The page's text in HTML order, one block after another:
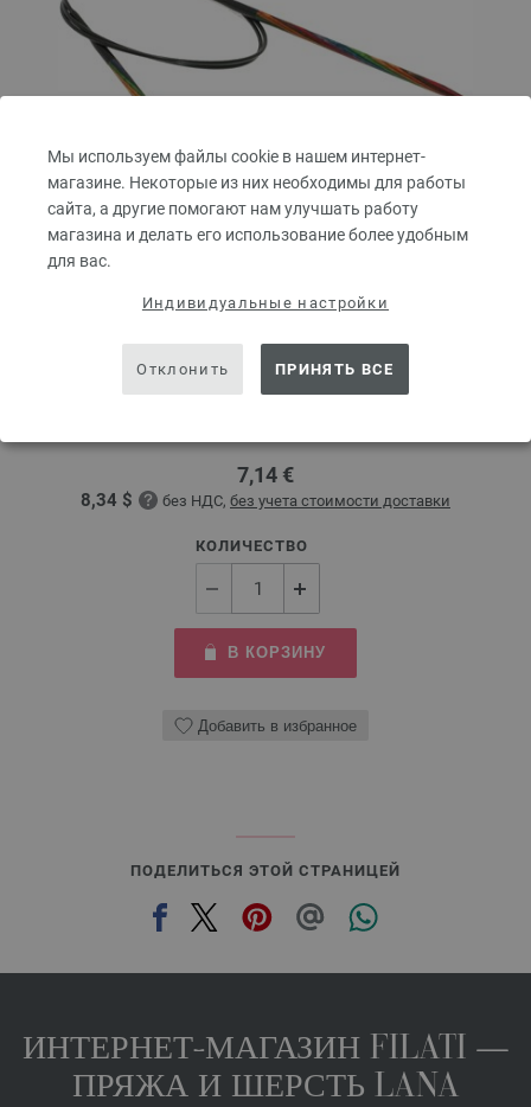
Мы используем файлы cookie в нашем интернет-
магазине. Некоторые из них необходимы для работы
сайта, а другие помогают нам улучшать работу
магазина и делать его использование более удобным
для вас.
Индивидуальные настройки
Отклонить ПРИНЯТЬ ВСЕ
длина 80 см
7,14 €
8,34 $ без НДС, без учета стоимости доставки
КОЛИЧЕСТВО
В КОРЗИНУ
Добавить в избранное
ПОДЕЛИТЬСЯ ЭТОЙ СТРАНИЦЕЙ
ИНТЕРНЕТ-МАГАЗИН FILATI —
ПРЯЖА И ШЕРСТЬ LANA